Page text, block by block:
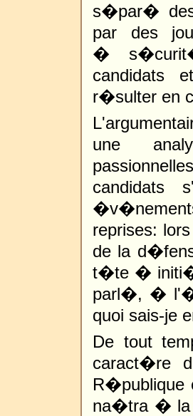
s�par�
par des
�
candidats
r�sulter en
une
candidats
reprises:
de la
t�te � initi�
parl�, �
quoi sais-je
De tout
caract�re
R�publique
na�tra � la